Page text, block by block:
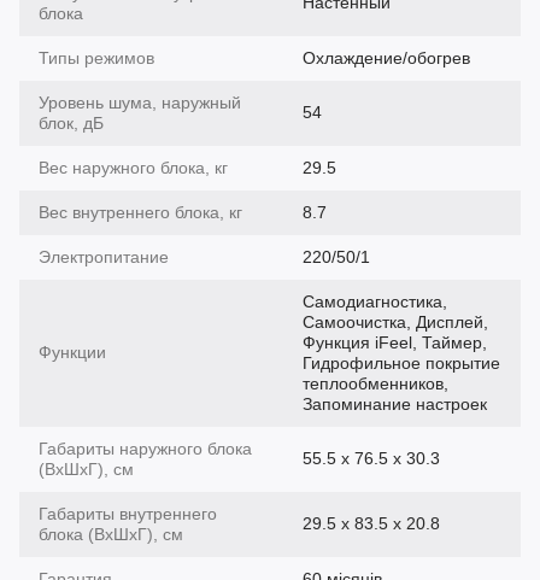
блока
Типы режимов Охлаждение/обогрев
Уровень шума, наружный
блок, дБ
54
Вес наружного блока, кг 29.5
Вес внутреннего блока, кг 8.7
Электропитание 220/50/1
Функции
Самодиагностика,
Самоочистка, Дисплей,
Функция iFeel, Таймер,
Гидрофильное покрытие
теплообменников,
Запоминание настроек
Габариты наружного блока
(ВхШхГ), см
55.5 x 76.5 x 30.3
Габариты внутреннего
блока (ВхШхГ), см
29.5 x 83.5 x 20.8